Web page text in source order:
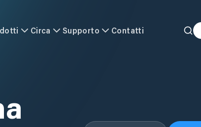
Circa Supporto Contatti